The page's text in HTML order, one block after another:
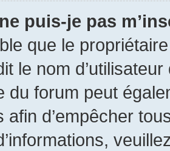
puis-je pas
que le
le nom
du forum peut
afin d’empêcher